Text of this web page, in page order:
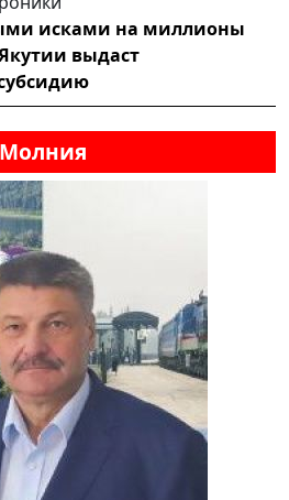
исками на миллионы
выдаст
Молния